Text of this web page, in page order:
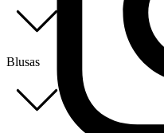
Blusas